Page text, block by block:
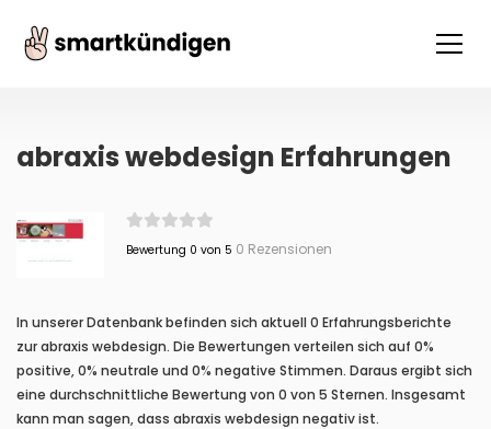
abraxis webdesign Erfahrungen
Bewertung 0 von 5 0 Rezensionen
In unserer Datenbank befinden sich aktuell 0 Erfahrungsberichte
zur abraxis webdesign. Die Bewertungen verteilen sich auf 0%
positive, 0% neutrale und 0% negative Stimmen. Daraus ergibt sich
eine durchschnittliche Bewertung von 0 von 5 Sternen. Insgesamt
kann man sagen, dass abraxis webdesign negativ ist.